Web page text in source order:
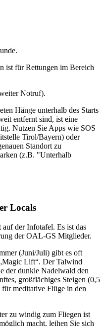
ist für Rettungen im Bereich
Notruf).
Hänge unterhalb des Starts
entfernt sind, ist eine
Nutzen Sie Apps wie SOS
Tirol/Bayern) oder
Standort zu
(z.B. "Unterhalb
Locals
der Infotafel. Es ist das
der OAL-GS Mitglieder.
(Juni/Juli) gibt es oft
Lift“. Der Talwind
der dunkle Nadelwald den
großflächiges Steigen (0,5
meditative Flüge in den
zu windig zum Fliegen ist
macht, leihen Sie sich